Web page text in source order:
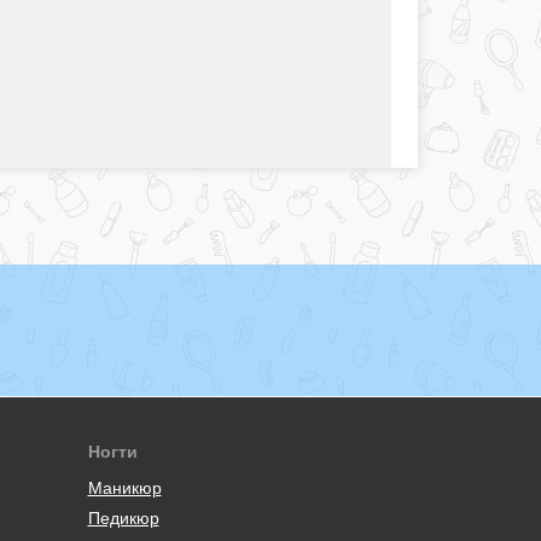
Ногти
Маникюр
Педикюр